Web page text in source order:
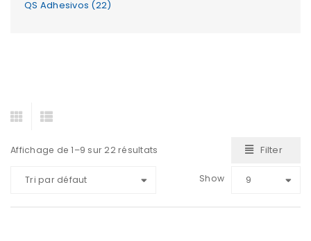
QS Adhesivos (22)
Affichage de 1–9 sur 22 résultats Filter
Tri par défaut Show 9